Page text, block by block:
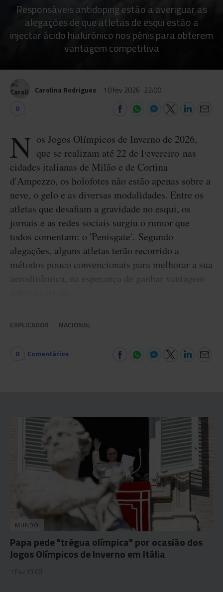
Responsáveis antidoping estão a averiguar as
alegações de que atletas de esqui estão a
injectar ácido hialurónico nos pénis para obterem
vantagem competitiva
Carolina Rodrigues 10 fev 2026 22:00
0
N os Jogos Olímpicos de Inverno de 2026,
que se realizam até 22 de Fevereiro nas
cidades italianas de Milão e de Cortina
d'Ampezzo, os holofotes não estão apenas sobre a
neve, o gelo e as diversas modalidades. Entre os
atletas que desafiam a gravidade no esqui, os
jornais e as redes sociais surgiu o rumor que
todos comentam: o 'Penisgate'. Segundo
alegações, alguns atletas terão recorrido a
métodos pouco convencionais para melhorar a sua
aerodinâmica, na esperança de ganhar vantagem
EXPLICADOR NACIONAL
0 Comentários
MUNDO
Papa pede "trégua olímpica" por ocasião dos
Jogos Olímpicos de Inverno em Itália
1 Fev 13:00